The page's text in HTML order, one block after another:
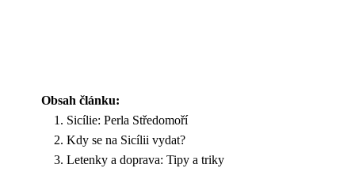
Obsah článku:
Sicílie: Perla Středomoří
Kdy se na Sicílii vydat?
Letenky a doprava: Tipy a triky